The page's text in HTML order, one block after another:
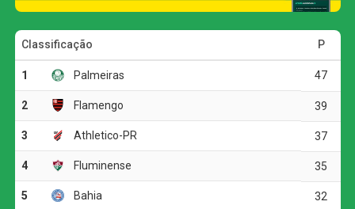
sede da CBF, no Rio de Janeiro.
O Corinthians, por sua vez, recolhe os cacos e volta suas
atenções para as outras duas competições que restam na
temporada: a Copa Libertadores e o Campeonato
Brasileiro.
O jogo
O Corinthians pressionou o Internacional desde o início e
assustou logo na primeira investida. Com menos de um